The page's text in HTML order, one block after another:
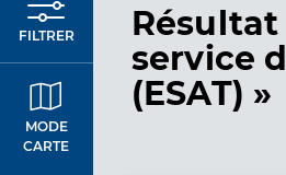
FILTRER
MODE
CARTE
Résultat
service
(ESAT) »